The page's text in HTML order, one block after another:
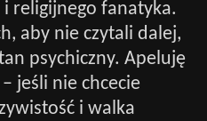
i religijnego fanatyka.
aby nie czytali dalej,
psychiczny. Apeluję
jeśli nie chcecie
i walka